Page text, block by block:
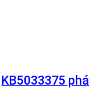
KB5033375 phá